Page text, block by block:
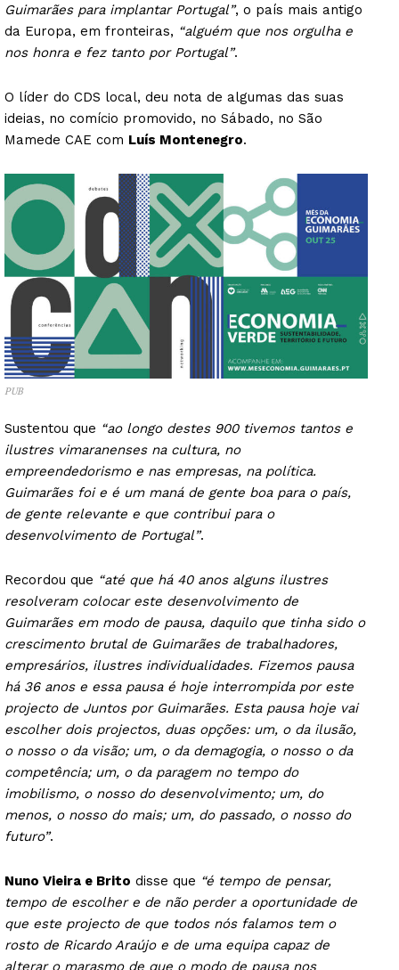
Guimarães para implantar Portugal”, o país mais antigo
da Europa, em fronteiras, “alguém que nos orgulha e
nos honra e fez tanto por Portugal”.
O líder do CDS local, deu nota de algumas das suas
ideias, no comício promovido, no Sábado, no São
Mamede CAE com Luís Montenegro.
PUB
Sustentou que “ao longo destes 900 tivemos tantos e
ilustres vimaranenses na cultura, no
empreendedorismo e nas empresas, na política.
Guimarães foi e é um maná de gente boa para o país,
de gente relevante e que contribui para o
desenvolvimento de Portugal”.
Recordou que “até que há 40 anos alguns ilustres
resolveram colocar este desenvolvimento de
Guimarães em modo de pausa, daquilo que tinha sido o
crescimento brutal de Guimarães de trabalhadores,
empresários, ilustres individualidades. Fizemos pausa
há 36 anos e essa pausa é hoje interrompida por este
projecto de Juntos por Guimarães. Esta pausa hoje vai
escolher dois projectos, duas opções: um, o da ilusão,
o nosso o da visão; um, o da demagogia, o nosso o da
competência; um, o da paragem no tempo do
imobilismo, o nosso do desenvolvimento; um, do
menos, o nosso do mais; um, do passado, o nosso do
futuro”.
Nuno Vieira e Brito disse que “é tempo de pensar,
tempo de escolher e de não perder a oportunidade de
que este projecto de que todos nós falamos tem o
rosto de Ricardo Araújo e de uma equipa capaz de
alterar o marasmo de que o modo de pausa nos